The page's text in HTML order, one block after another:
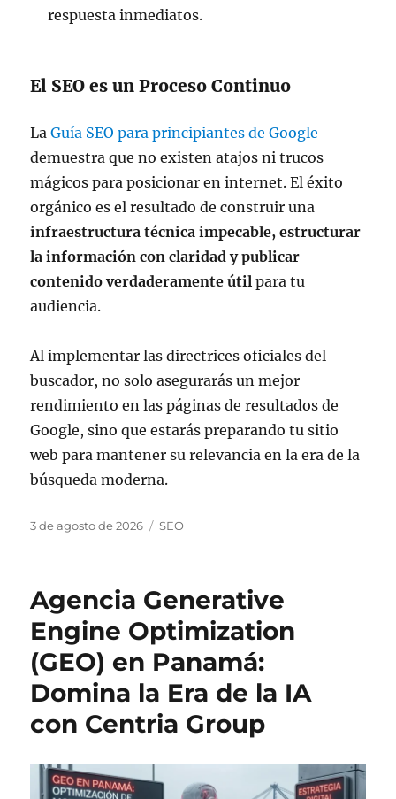
respuesta inmediatos.
El SEO es un Proceso Continuo
LaGuía SEO para principiantes de Google
demuestra que no existen atajos ni trucos
mágicos para posicionar en internet. El éxito
orgánico es el resultado de construir una
infraestructura técnica impecable, estructurar
la información con claridad y publicar
contenido verdaderamente útil para tu
audiencia.
Al implementar las directrices oficiales del
buscador, no solo asegurarás un mejor
rendimiento en las páginas de resultados de
Google, sino que estarás preparando tu sitio
web para mantener su relevancia en la era de la
búsqueda moderna.
Publicado
3 de agosto de 2026 Categorías
SEO
Agencia Generative
Engine Optimization
(GEO) en Panamá:
Domina la Era de la IA
con Centria Group